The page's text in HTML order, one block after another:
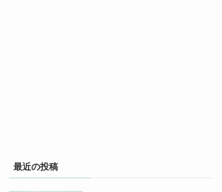
最近の投稿